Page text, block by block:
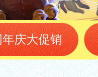
年庆大促销